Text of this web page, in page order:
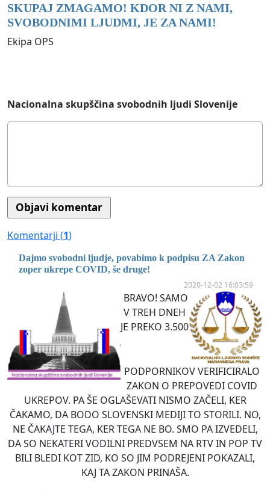
SKUPAJ ZMAGAMO! KDOR NI Z NAMI,
SVOBODNIMI LJUDMI, JE ZA NAMI!
Ekipa OPS
Nacionalna skupščina svobodnih ljudi Slovenije
Komentarji (1)
Dajmo svobodni ljudje, povabimo k podpisu ZA Zakon
zoper ukrepe COVID, še druge!
2020-12-02 16:03:59
BRAVO! SAMO
V TREH DNEH
JE PREKO 3.500
PODPORNIKOV VERIFICIRALO
ZAKON O PREPOVEDI COVID
UKREPOV. PA ŠE OGLAŠEVATI NISMO ZAČELI, KER
ČAKAMO, DA BODO SLOVENSKI MEDIJI TO STORILI. NO,
NE ČAKAJTE TEGA, KER TEGA NE BO. SMO PA IZVEDELI,
DA SO NEKATERI VODILNI PREDVSEM NA RTV IN POP TV
BILI BLEDI KOT ZID, KO SO JIM PODREJENI POKAZALI,
KAJ TA ZAKON PRINAŠA.